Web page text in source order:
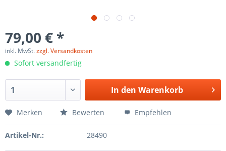
79,00 € *
inkl. MwSt.zzgl. Versandkosten
Sofort versandfertig
In den Warenkorb
Merken Bewerten Empfehlen
Artikel-Nr.: 28490